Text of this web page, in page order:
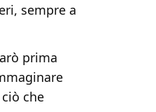
sempre a
prima
che